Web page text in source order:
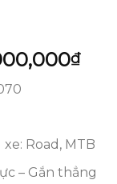
₫Giá
Road, MTB
– Gắn thẳng